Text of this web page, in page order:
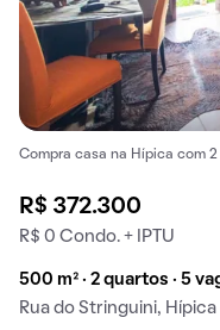
Compra casa na Hípica com 2
R$ 372.300
R$ 0 Condo. + IPTU
500 m² · 2 quartos · 5
Rua do Stringuini, Hípica